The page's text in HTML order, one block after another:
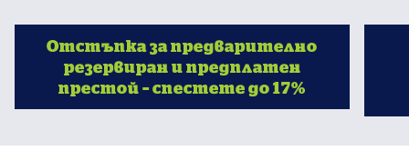
Отстъпка за предварително
резервиран и предплатен
престой – спестете до 17%